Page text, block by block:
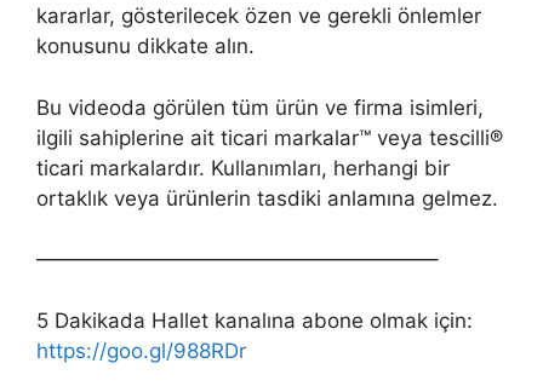
kararlar, gösterilecek özen ve gerekli önlemler
konusunu dikkate alın.
Bu videoda görülen tüm ürün ve firma isimleri,
ilgili sahiplerine ait ticari markalar™ veya tescilli®
ticari markalardır. Kullanımları, herhangi bir
ortaklık veya ürünlerin tasdiki anlamına gelmez.
———————————————————–
5 Dakikada Hallet kanalına abone olmak için:
https://goo.gl/988RDr